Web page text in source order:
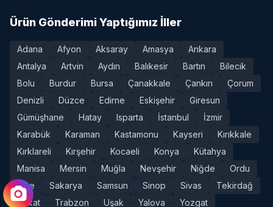
Ürün Gönderimi Yaptığımız İller
Adana Afyon Aksaray Amasya
Ankara
Antalya
Artvin Aydın Balıkesir Bartın
Bilecik
Bolu
Burdur Bursa Çanakkale Çankırı
Çorum
Denizli
Düzce Edirne Eskişehir
Giresun
Gümüşhane
Hatay Isparta İstanbul
İzmir
Karabük
Karaman Kastamonu Kayseri
Kırıkkale
Kırklareli
Kırşehir Kocaeli Konya
Kütahya
Manisa
Mersin Muğla Nevşehir Niğde
Ordu
Rize
Sakarya Samsun Sinop Sivas
Tekirdağ
Tokat
Trabzon Uşak Yalova Yozgat